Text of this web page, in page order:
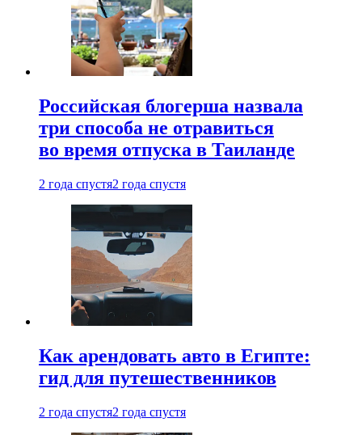
Российская блогерша назвала
три способа не отравиться
во время отпуска в Таиланде
2 года спустя2 года спустя
Как арендовать авто в Египте:
гид для путешественников
2 года спустя2 года спустя